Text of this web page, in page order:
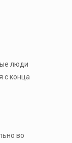
люди
с конца
во